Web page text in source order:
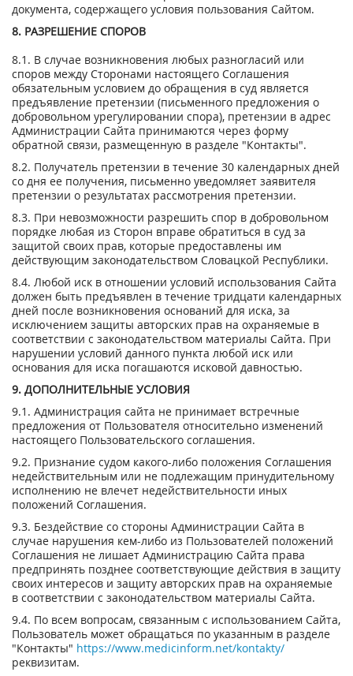
документа, содержащего условия пользования Сайтом.
8. РАЗРЕШЕНИЕ СПОРОВ
8.1. В случае возникновения любых разногласий или
споров между Сторонами настоящего Соглашения
обязательным условием до обращения в суд является
предъявление претензии (письменного предложения о
добровольном урегулировании спора), претензии в адрес
Администрации Сайта принимаются через форму
обратной связи, размещенную в разделе "Контакты".
8.2. Получатель претензии в течение 30 календарных дней
со дня ее получения, письменно уведомляет заявителя
претензии о результатах рассмотрения претензии.
8.3. При невозможности разрешить спор в добровольном
порядке любая из Сторон вправе обратиться в суд за
защитой своих прав, которые предоставлены им
действующим законодательством Словацкой Республики.
8.4. Любой иск в отношении условий использования Сайта
должен быть предъявлен в течение тридцати календарных
дней после возникновения оснований для иска, за
исключением защиты авторских прав на охраняемые в
соответствии с законодательством материалы Сайта. При
нарушении условий данного пункта любой иск или
основания для иска погашаются исковой давностью.
9. ДОПОЛНИТЕЛЬНЫЕ УСЛОВИЯ
9.1. Администрация сайта не принимает встречные
предложения от Пользователя относительно изменений
настоящего Пользовательского соглашения.
9.2. Признание судом какого-либо положения Соглашения
недействительным или не подлежащим принудительному
исполнению не влечет недействительности иных
положений Соглашения.
9.3. Бездействие со стороны Администрации Сайта в
случае нарушения кем-либо из Пользователей положений
Соглашения не лишает Администрацию Сайта права
предпринять позднее соответствующие действия в защиту
своих интересов и защиту авторских прав на охраняемые
в соответствии с законодательством материалы Сайта.
9.4. По всем вопросам, связанным с использованием Сайта,
Пользователь может обращаться по указанным в разделе
"Контакты" https://www.medicinform.net/kontakty/
реквизитам.